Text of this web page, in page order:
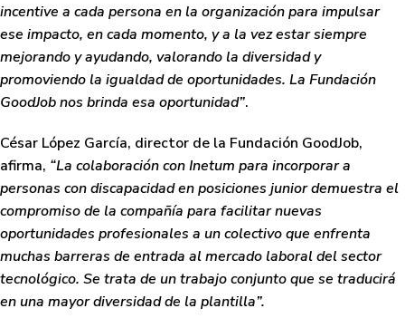
incentive a cada persona en la organización para impulsar
ese impacto, en cada momento, y a la vez estar siempre
mejorando y ayudando, valorando la diversidad y
promoviendo la igualdad de oportunidades. La Fundación
GoodJob nos brinda esa oportunidad”.
César López García, director de la Fundación GoodJob,
afirma, “La colaboración con Inetum para incorporar a
personas con discapacidad en posiciones junior demuestra el
compromiso de la compañía para facilitar nuevas
oportunidades profesionales a un colectivo que enfrenta
muchas barreras de entrada al mercado laboral del sector
tecnológico. Se trata de un trabajo conjunto que se traducirá
en una mayor diversidad de la plantilla”.